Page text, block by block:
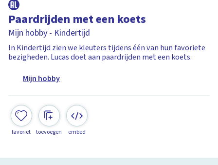
Paardrijden met een koets
Mijn hobby - Kindertijd
In Kindertijd zien we kleuters tijdens één van hun favoriete
bezigheden. Lucas doet aan paardrijden met een koets.
Mijn hobby
favoriet toevoegen embed